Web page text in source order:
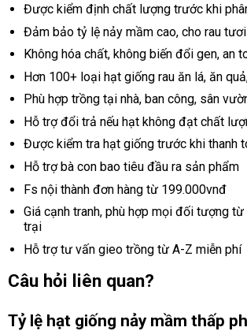
Được kiểm định chất lượng trước khi
Đảm bảo tỷ lệ nảy mầm cao, cho rau
Không hóa chất, không biến đổi gen, an
Hơn 100+ loại hạt giống rau ăn lá, ăn
Phù hợp trồng tại nhà, ban công, sân
Hỗ trợ đổi trả nếu hạt không đạt chất
Được kiểm tra hạt giống trước khi thanh
Hỗ trợ bà con bao tiêu đầu ra sản phẩm
Fs nội thành đơn hàng từ 199.000vnđ
Giá cạnh tranh, phù hợp mọi đối tượng
trại
Hỗ trợ tư vấn gieo trồng từ A-Z miễn phí
Câu hỏi liên quan?
Tỷ lệ hạt giống nảy mầm thấp